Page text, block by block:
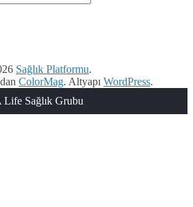
Sağlık Platformu.
ColorMag. Altyapı WordPress.
Life Sağlık Grubu